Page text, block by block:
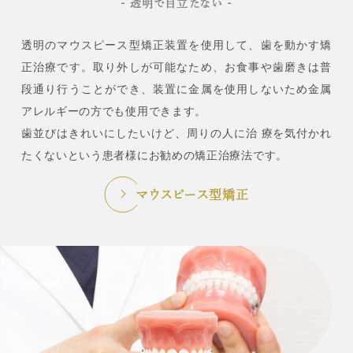
- 透明で目立たない -
透明のマウスピース型矯正装置 を使用して、歯を動かす矯
正治療です。取り外しが可能なため、お食事や歯磨きは普
段通り行うことができ、装置に金属を使用しないため金属
アレルギーの方でも使用できます。
歯並びはきれいにしたいけど、周りの人に治 療を気付かれ
たくないという患者様にお勧めの矯正治療法です。
マウスピース型矯正